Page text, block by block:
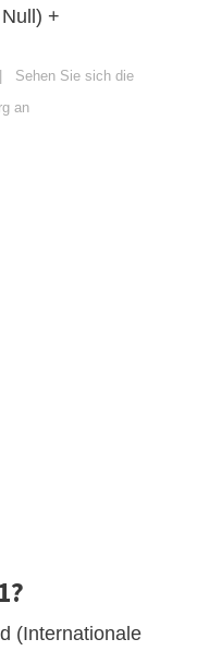
+
Sehen Sie sich die
an
(Internationale